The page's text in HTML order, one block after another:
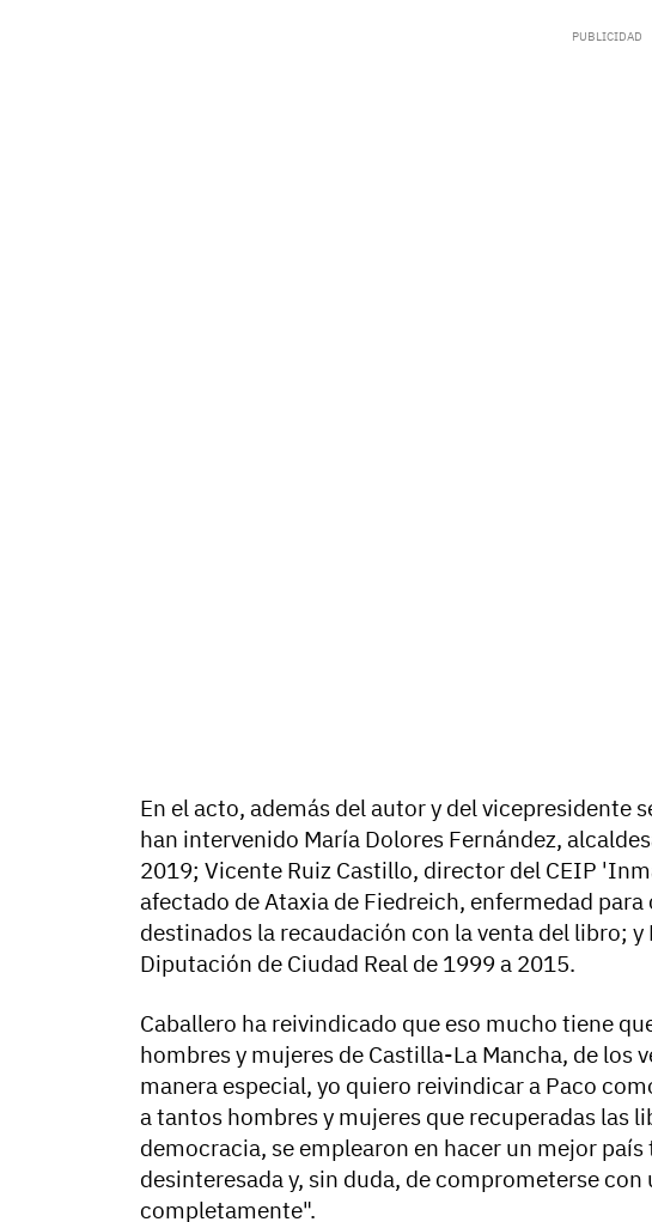
En el acto, además del autor y del vicepresidente
han intervenido María Dolores Fernández,
2019; Vicente Ruiz Castillo, director del CEIP
afectado de Ataxia de Fiedreich, enfermedad
destinados la recaudación con la venta del libro;
Diputación de Ciudad Real de 1999 a 2015.
Caballero ha reivindicado que eso mucho tiene
hombres y mujeres de Castilla-La Mancha, de los
manera especial, yo quiero reivindicar a Paco
a tantos hombres y mujeres que recuperadas las
democracia, se emplearon en hacer un mejor
desinteresada y, sin duda, de comprometerse
completamente".